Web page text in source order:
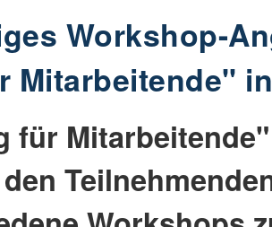
Workshop-
Mitarbeitende"
für